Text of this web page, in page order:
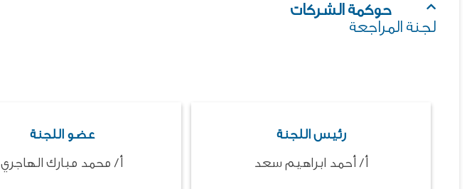
حوكمة الشركات
لجنة المراجعة
رئيس اللجنة
أ/ أحمد ابراهيم سعد
عضو اللجنة
أ/ محمد مبارك الهاجري